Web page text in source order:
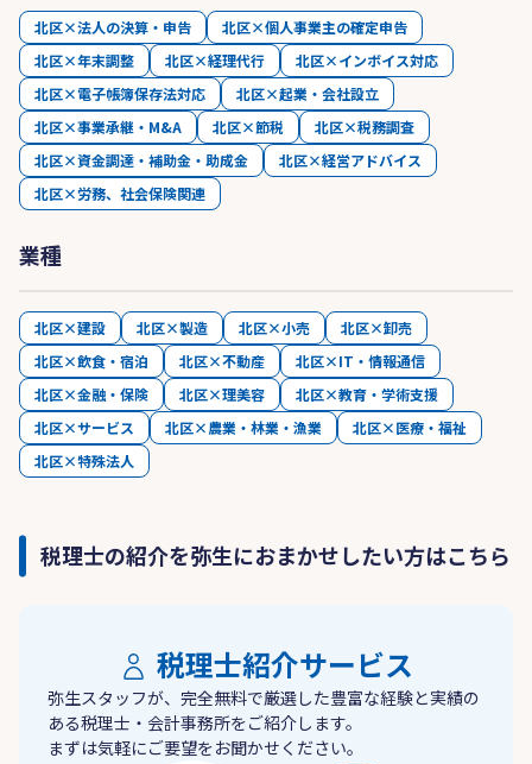
北区×法人の決算・申告
北区×個人事業主の確定申告
北区×年末調整
北区×経理代行
北区×インボイス対応
北区×電子帳簿保存法対応
北区×起業・会社設立
北区×事業承継・M&A
北区×節税
北区×税務調査
北区×資金調達・補助金・助成金
北区×経営アドバイス
北区×労務、社会保険関連
業種
北区×建設 北区×製造 北区×小売
北区×卸売
北区×飲食・宿泊
北区×不動産
北区×IT・情報通信
北区×金融・保険
北区×理美容
北区×教育・学術支援
北区×サービス
北区×農業・林業・漁業
北区×医療・福祉
北区×特殊法人
税理士の紹介を弥生におまかせしたい方はこちら
税理士紹介サービス
弥生スタッフが、完全無料で厳選した豊富な経験と実績の
ある税理士・会計事務所をご紹介します。
まずは気軽にご要望をお聞かせください。